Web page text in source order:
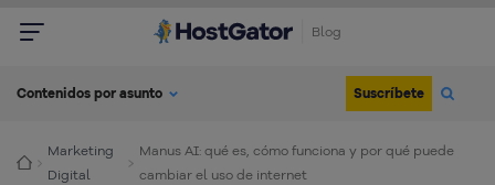
Blog
Contenidos por asunto Suscríbete
Marketing
Digital
Manus AI: qué es, cómo funciona y por qué puede
cambiar el uso de internet